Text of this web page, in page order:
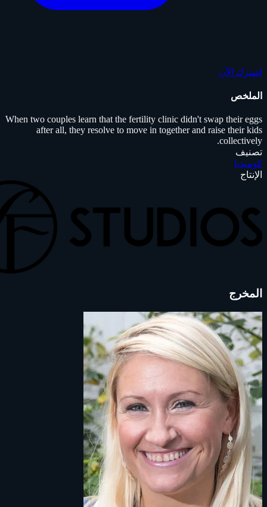
اشترك الآن
الملخص
When two couples learn that the fertility clinic didn't swap their eggs
after all, they resolve to move in together and raise their kids
collectively.
تصنيف
كوميديا
الإنتاج
المخرج